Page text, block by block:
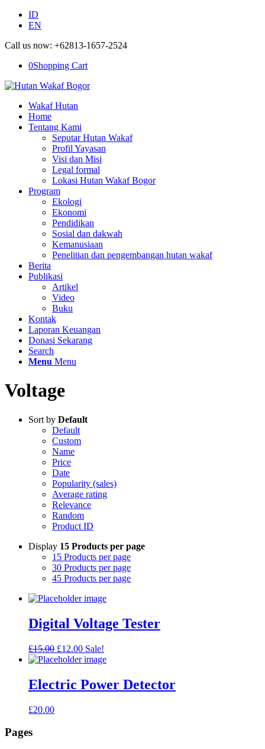
ID
EN
Call us now: +62813-1657-2524
0Shopping Cart
Wakaf Hutan
Home
Tentang Kami
Seputar Hutan Wakaf
Profil Yayasan
Visi dan Misi
Legal formal
Lokasi Hutan Wakaf Bogor
Program
Ekologi
Ekonomi
Pendidikan
Sosial dan dakwah
Kemanusiaan
Penelitian dan pengembangan hutan wakaf
Berita
Publikasi
Artikel
Video
Buku
Kontak
Laporan Keuangan
Donasi Sekarang
Search
Menu Menu
Voltage
Sort by Default
Default
Custom
Name
Price
Date
Popularity (sales)
Average rating
Relevance
Random
Product ID
Display 15 Products per page
15 Products per page
30 Products per page
45 Products per page
Digital Voltage Tester
£15.00 Original
price
£15.00.
£12.00Current
price
£12.00.
Sale!
Electric Power Detector
£20.00
Pages